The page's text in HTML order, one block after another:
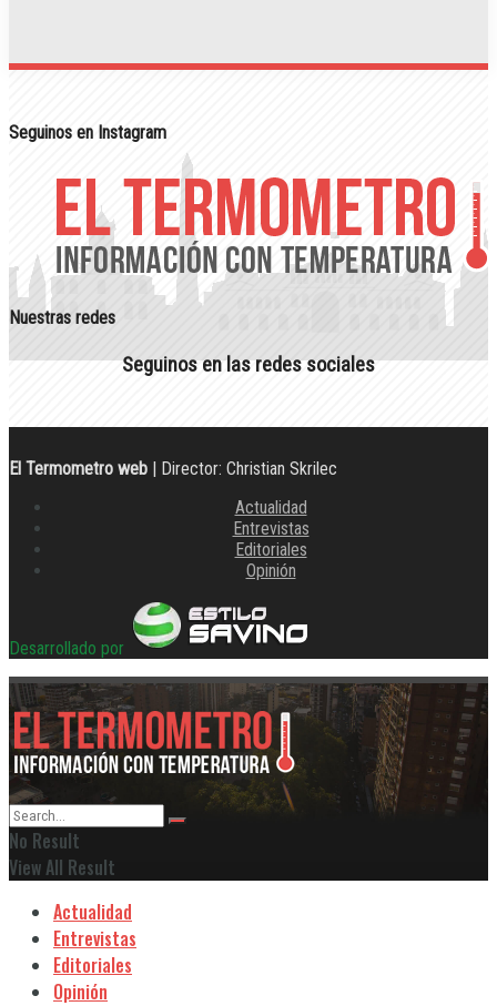
Seguinos en Instagram
Nuestras redes
Seguinos en las redes sociales
El Termometro web | Director: Christian Skrilec
Actualidad
Entrevistas
Editoriales
Opinión
Desarrollado por
No Result
View All Result
Actualidad
Entrevistas
Editoriales
Opinión